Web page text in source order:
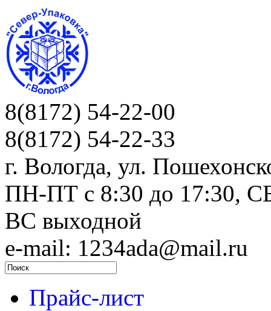
8(8172) 54-22-00
8(8172) 54-22-33
г. Вологда, ул.
ПН-ПТ c 8:30 до 17:30,
ВС выходной
e-mail: 1234ada@mail.ru
Прайс-лист